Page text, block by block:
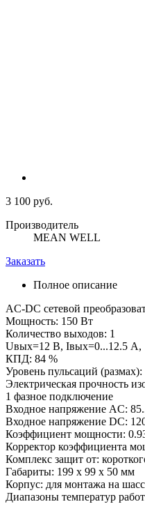
3 100 руб.
Производитель
MEAN WELL
Заказать
Полное описание
AC-DC сетевой
Мощность: 150 Вт
Количество выходов: 1
Uвых=12 В, Iвых=0...12.5 А,
КПД: 84 %
Уровень пульсаций
Электрическая прочность
1 фазное подключение
Входное напряжение AC:
Входное напряжение DC:
Коэффициент мощности:
Корректор коэффициента
Комплекс защит от:
Габариты: 199 x 99 x 50 мм
Корпус: для монтажа на
Диапазоны температур